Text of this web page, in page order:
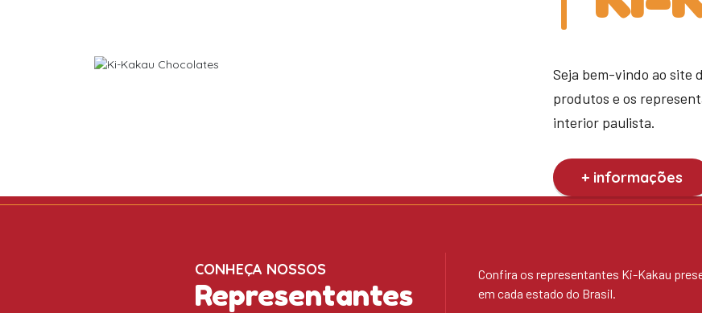
Seja bem-vindo ao site
produtos e os
interior paulista.
+ informações
CONHEÇA NOSSOS
Representantes
Confira os representantes Ki-Kakau
em cada estado do Brasil.